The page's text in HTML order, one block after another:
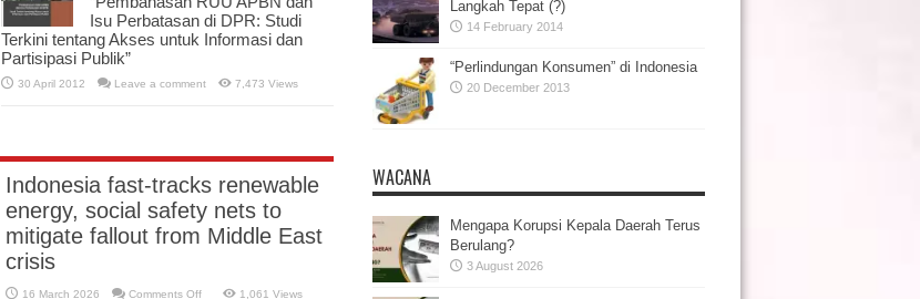
Isu Perbatasan di DPR: Studi
Terkini tentang Akses untuk Informasi dan
Partisipasi Publik”
30 April 2012 Leave a comment 7,473 Views
Indonesia fast-tracks renewable
energy, social safety nets to
mitigate fallout from Middle East
crisis
16 March 2026 Comments Offon
1,061 Views
Langkah Tepat (?)
14 February 2014
“Perlindungan Konsumen” di Indonesia
20 December 2013
WACANA
Mengapa Korupsi Kepala Daerah Terus
Berulang?
3 August 2026